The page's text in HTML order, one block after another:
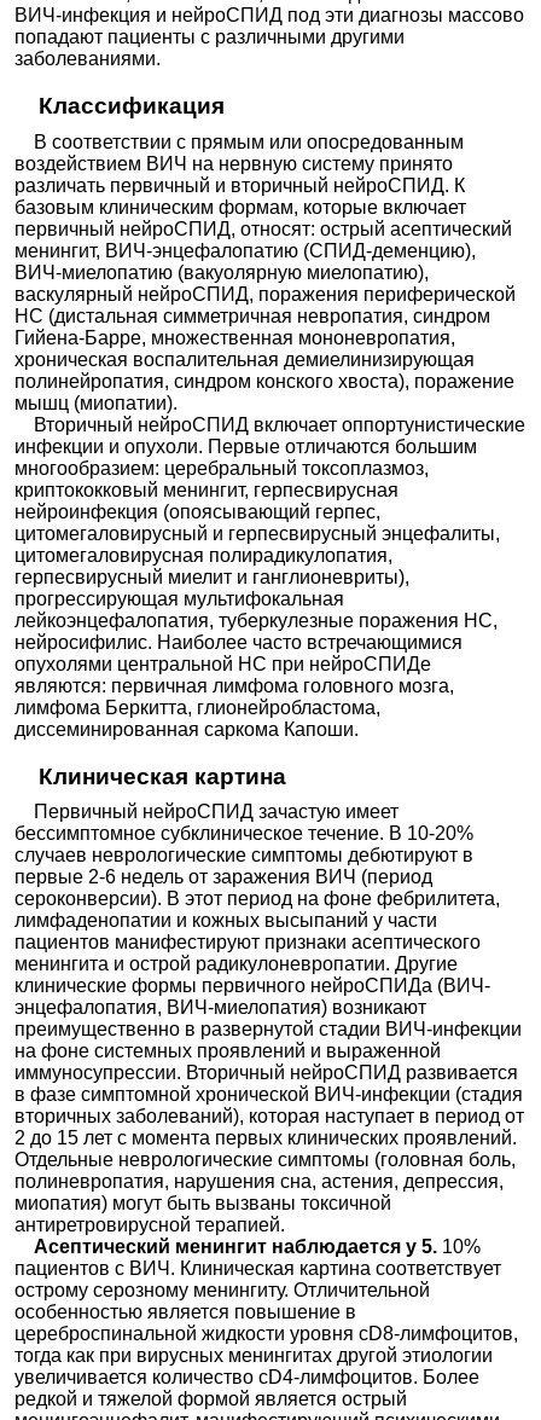
ВИЧ-инфекция и нейроСПИД под эти диагнозы массово
попадают пациенты с различными другими
заболеваниями.
Классификация
В соответствии с прямым или опосредованным
воздействием ВИЧ на нервную систему принято
различать первичный и вторичный нейроСПИД. К
базовым клиническим формам, которые включает
первичный нейроСПИД, относят: острый асептический
менингит, ВИЧ-энцефалопатию (СПИД-деменцию),
ВИЧ-миелопатию (вакуолярную миелопатию),
васкулярный нейроСПИД, поражения периферической
НС (дистальная симметричная невропатия, синдром
Гийена-Барре, множественная мононевропатия,
хроническая воспалительная демиелинизирующая
полинейропатия, синдром конского хвоста), поражение
мышц (миопатии).
Вторичный нейроСПИД включает оппортунистические
инфекции и опухоли. Первые отличаются большим
многообразием: церебральный токсоплазмоз,
криптококковый менингит, герпесвирусная
нейроинфекция (опоясывающий герпес,
цитомегаловирусный и герпесвирусный энцефалиты,
цитомегаловирусная полирадикулопатия,
герпесвирусный миелит и ганглионевриты),
прогрессирующая мультифокальная
лейкоэнцефалопатия, туберкулезные поражения НС,
нейросифилис. Наиболее часто встречающимися
опухолями центральной НС при нейроСПИДе
являются: первичная лимфома головного мозга,
лимфома Беркитта, глионейробластома,
диссеминированная саркома Капоши.
Клиническая картина
Первичный нейроСПИД зачастую имеет
бессимптомное субклиническое течение. В 10-20%
случаев неврологические симптомы дебютируют в
первые 2-6 недель от заражения ВИЧ (период
сероконверсии). В этот период на фоне фебрилитета,
лимфаденопатии и кожных высыпаний у части
пациентов манифестируют признаки асептического
менингита и острой радикулоневропатии. Другие
клинические формы первичного нейроСПИДа (ВИЧ-
энцефалопатия, ВИЧ-миелопатия) возникают
преимущественно в развернутой стадии ВИЧ-инфекции
на фоне системных проявлений и выраженной
иммуносупрессии. Вторичный нейроСПИД развивается
в фазе симптомной хронической ВИЧ-инфекции (стадия
вторичных заболеваний), которая наступает в период от
2 до 15 лет с момента первых клинических проявлений.
Отдельные неврологические симптомы (головная боль,
полиневропатия, нарушения сна, астения, депрессия,
миопатия) могут быть вызваны токсичной
антиретровирусной терапией.
Асептический менингит наблюдается у 5. 10%
пациентов с ВИЧ. Клиническая картина соответствует
острому серозному менингиту. Отличительной
особенностью является повышение в
цереброспинальной жидкости уровня сD8-лимфоцитов,
тогда как при вирусных менингитах другой этиологии
увеличивается количество сD4-лимфоцитов. Более
редкой и тяжелой формой является острый